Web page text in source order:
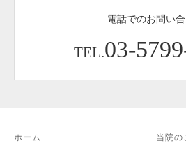
電話でのお問い
TEL.03-
ホーム 当院の